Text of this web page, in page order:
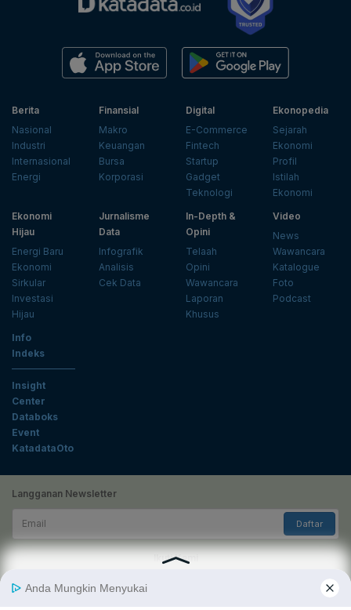
Berita
Nasional
Industri
Internasional
Energi
Finansial
Makro
Keuangan
Bursa
Korporasi
Digital
E-Commerce
Fintech
Startup
Gadget
Teknologi
Ekonopedia
Sejarah
Ekonomi
Profil
Istilah
Ekonomi
Ekonomi
Hijau
Energi Baru
Ekonomi
Sirkular
Investasi
Hijau
Jurnalisme
Data
Infografik
Analisis
Cek Data
In-Depth &
Opini
Telaah
Opini
Wawancara
Laporan
Khusus
Video
News
Wawancara
Katalogue
Foto
Podcast
Info
Indeks
Insight
Center
Databoks
Event
KatadataOto
Langganan Newsletter
Daftar
Ikuti Kami